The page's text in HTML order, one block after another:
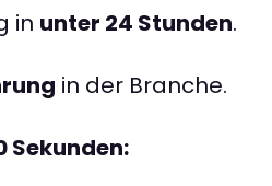
in unter 24 Stunden.
in der Branche.
Sekunden: